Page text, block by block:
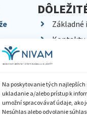
Na poskytovanie tých
ukladanie a/alebo prístup k
umožní spracovávať údaje, ako
Nesúhlas alebo odvolanie
Základné
Kontakty
Kariéra
Knižnica